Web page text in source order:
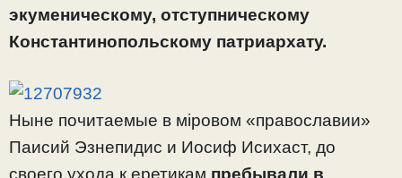
экуменическому, отступническому
Константинопольскому патриархату.
Ныне почитаемые в мiровом «православии»
Паисий Эзнепидис и Иосиф Исихаст, до
своего ухода к еретикам пребывали в